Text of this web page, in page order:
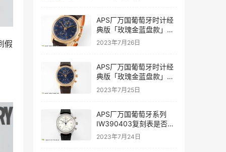
假
APS厂万国葡萄牙时计经
典版「玫瑰金蓝盘款」复
刻表是否值得入手-APS手
2023年7月26日
APS厂万国葡萄牙时计经
典版「玫瑰金蓝盘款」复
刻表深度评测-APS手表
2023年7月25日
APS厂万国葡萄牙系列
IW390403复刻表是否能
过专柜-APS手表
2023年7月24日